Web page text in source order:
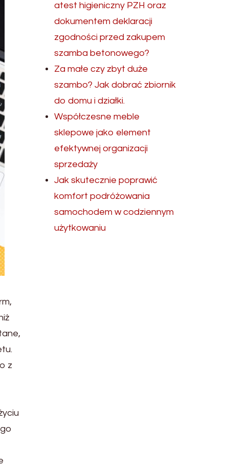
z
atest higieniczny PZH oraz
dokumentem deklaracji
zgodności przed zakupem
szamba betonowego?
Za małe czy zbyt duże
szambo? Jak dobrać zbiornik
do domu i działki.
Współczesne meble
sklepowe jako element
efektywnej organizacji
sprzedaży
Jak skutecznie poprawić
komfort podróżowania
samochodem w codziennym
użytkowaniu